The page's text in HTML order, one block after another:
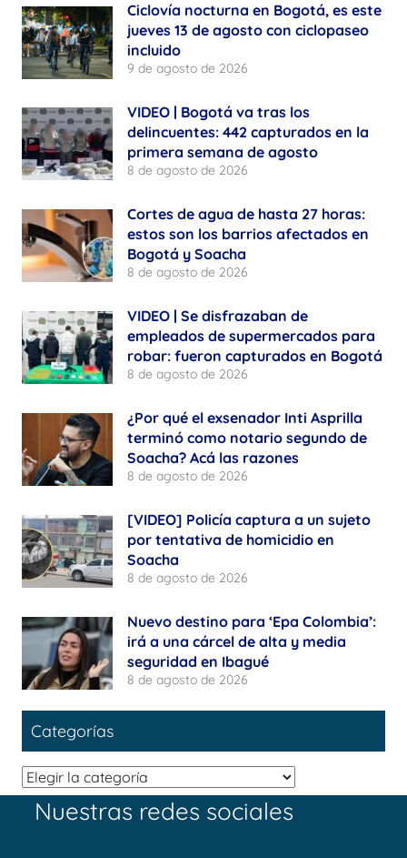
Ciclovía nocturna en Bogotá, es este
jueves 13 de agosto con ciclopaseo
incluido
9 de agosto de 2026
VIDEO | Bogotá va tras los
delincuentes: 442 capturados en la
primera semana de agosto
8 de agosto de 2026
Cortes de agua de hasta 27 horas:
estos son los barrios afectados en
Bogotá y Soacha
8 de agosto de 2026
VIDEO | Se disfrazaban de
empleados de supermercados para
robar: fueron capturados en Bogotá
8 de agosto de 2026
¿Por qué el exsenador Inti Asprilla
terminó como notario segundo de
Soacha? Acá las razones
8 de agosto de 2026
[VIDEO] Policía captura a un sujeto
por tentativa de homicidio en
Soacha
8 de agosto de 2026
Nuevo destino para ‘Epa Colombia’:
irá a una cárcel de alta y media
seguridad en Ibagué
8 de agosto de 2026
Categorías
Categorías
Nuestras redes sociales